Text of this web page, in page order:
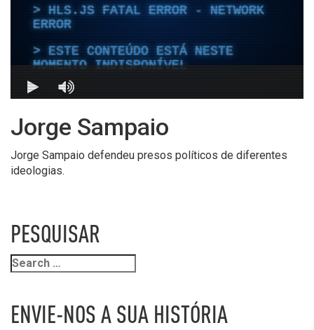
Jorge Sampaio
Jorge Sampaio defendeu presos políticos de diferentes
ideologias.
PESQUISAR
ENVIE-NOS A SUA HISTÓRIA